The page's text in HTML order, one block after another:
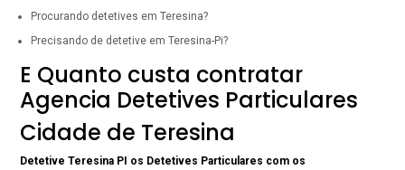
Procurando detetives em Teresina?
Precisando de detetive em Teresina-Pi?
E Quanto custa contratar
Agencia Detetives Particulares
Cidade de Teresina
Detetive Teresina PI os Detetives Particulares com os